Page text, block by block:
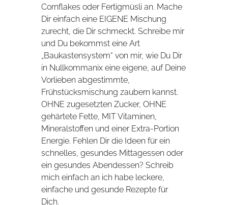
Cornflakes oder Fertigmüsli an. Mache
Dir einfach eine EIGENE Mischung
zurecht, die Dir schmeckt. Schreibe mir
und Du bekommst eine Art
„Baukastensystem“ von mir, wie Du Dir
in Nullkommanix eine eigene, auf Deine
Vorlieben abgestimmte,
Frühstücksmischung zaubern kannst.
OHNE zugesetzten Zucker, OHNE
gehärtete Fette, MIT Vitaminen,
Mineralstoffen und einer Extra-Portion
Energie. Fehlen Dir die Ideen für ein
schnelles, gesundes Mittagessen oder
ein gesundes Abendessen? Schreib
mich einfach an ich habe leckere,
einfache und gesunde Rezepte für
Dich.